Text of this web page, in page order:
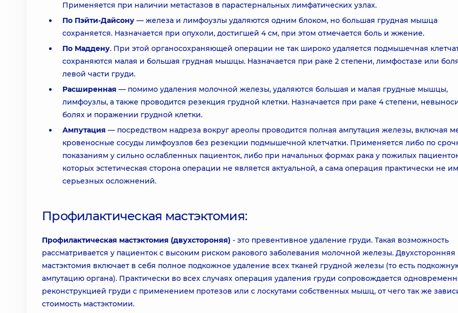
Применяется при наличии метастазов в парастернальных лимфатических узлах.
По Пэйти-Дайсону — железа и лимфоузлы удаляются одним блоком, но большая грудная мышца
сохраняется. Назначается при опухоли, достигшей 4 см, при этом отмечается боль и жжение.
По Маддену. При этой органосохраняющей операции не так широко удаляется подмышечная
сохраняются малая и большая грудная мышцы. Назначается при раке 2 степени, лимфостазе или
левой части груди.
Расширенная — помимо удаления молочной железы, удаляются большая и малая грудные мышцы,
лимфоузлы, а также проводится резекция грудной клетки. Назначается при раке 4 степени,
болях и поражении грудной клетки.
Ампутация — посредством надреза вокруг ареолы проводится полная ампутация железы, включая
кровеносные сосуды лимфоузлов без резекции подмышечной клетчатки. Применяется либо по
показаниям у сильно ослабленных пациенток, либо при начальных формах рака у пожилых
которых эстетическая сторона операции не является актуальной, а сама операция практически не
серьезных осложнений.
Профилактическая мастэктомия:
Профилактическая мастэктомия (двухстороняя) - это превентивное удаление груди. Такая возможность
рассматривается у пациенток с высоким риском ракового заболевания молочной железы. Двухсторонняя
мастэктомия включает в себя полное подкожное удаление всех тканей грудной железы (то есть
ампутацию органа). Практически во всех случаях операция удаления груди сопровождается
реконструкцией груди с применением протезов или с лоскутами собственных мышц, от чего так же
стоимость мастэктомии.